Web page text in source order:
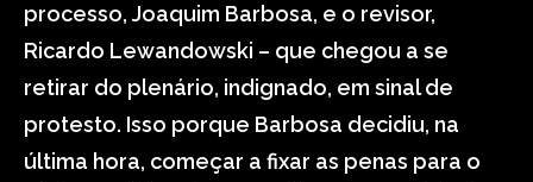
processo, Joaquim Barbosa, e o revisor,
Ricardo Lewandowski – que chegou a se
retirar do plenário, indignado, em sinal de
protesto. Isso porque Barbosa decidiu, na
última hora, começar a fixar as penas para o